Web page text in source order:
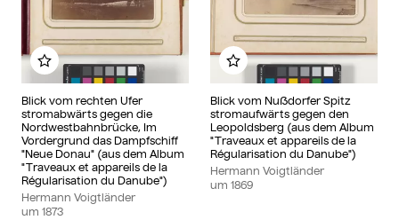
Blick vom rechten Ufer
stromabwärts gegen die
Nordwestbahnbrücke, Im
Vordergrund das Dampfschiff
"Neue Donau" (aus dem Album
"Traveaux et appareils de la
Régularisation du Danube")
Hermann Voigtländer
um 1873
Zu meinem Album hinzufügen
Blick vom Nußdorfer Spitz
stromaufwärts gegen den
Leopoldsberg (aus dem Album
"Traveaux et appareils de la
Régularisation du Danube")
Hermann Voigtländer
um 1869
Zu meinem Album